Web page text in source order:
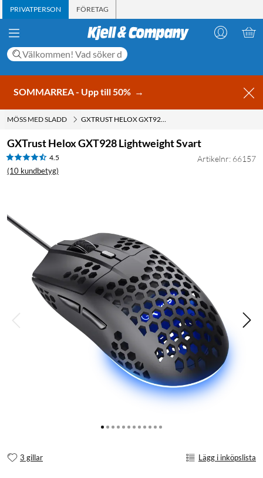
PRIVATPERSON FÖRETAG
SOMMARREA - Upp till 50% →
MÖSS MED SLADD GXTRUST HELOX GXT928 LIGHTWEIGHT SVART
GXTrust Helox GXT928 Lightweight Svart
4.5
(10 kundbetyg)
Artikelnr: 66157
3 gillar Lägg i inköpslista